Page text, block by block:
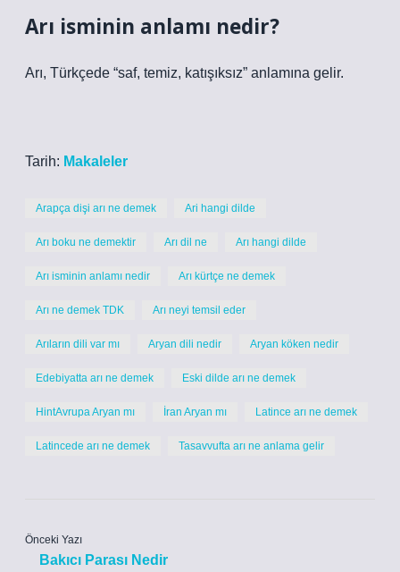
Arı isminin anlamı nedir?
Arı, Türkçede “saf, temiz, katışıksız” anlamına gelir.
Tarih: Makaleler
Arapça dişi arı ne demek Ari hangi dilde
Arı boku ne demektir Arı dil ne Arı hangi dilde
Arı isminin anlamı nedir Arı kürtçe ne demek
Arı ne demek TDK Arı neyi temsil eder
Arıların dili var mı Aryan dili nedir Aryan köken nedir
Edebiyatta arı ne demek Eski dilde arı ne demek
HintAvrupa Aryan mı İran Aryan mı Latince arı ne demek
Latincede arı ne demek Tasavvufta arı ne anlama gelir
Önceki Yazı
Bakıcı Parası Nedir